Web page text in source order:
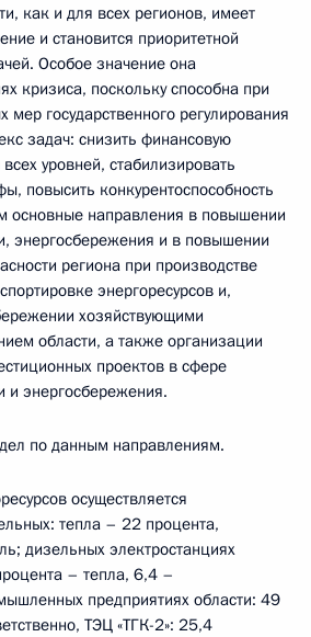
как и для всех регионов, имеет
и становится приоритетной
Особое значение она
кризиса, поскольку способна при
мер государственного регулирования
задач: снизить финансовую
уровней, стабилизировать
повысить конкурентоспособность
направления в повышении
энергосбережения и в повышении
региона при производстве
энергоресурсов и,
хозяйствующими
области, а также организации
проектов в сфере
и энергосбережения.
по данным направлениям.
осуществляется
тепла – 22 процента,
дизельных электростанциях
– тепла, 6,4 –
предприятиях области: 49
ТЭЦ «ТГК-2»: 25,4